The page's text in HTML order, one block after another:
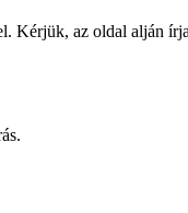
Kérjük, az oldal alján